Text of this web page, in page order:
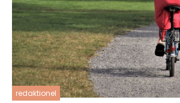
redaktionel